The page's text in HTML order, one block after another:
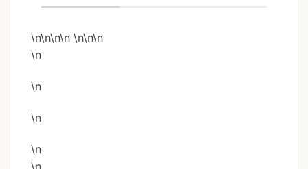
\n\n\n\n \n\n\n
\n
\n
\n
\n
\n